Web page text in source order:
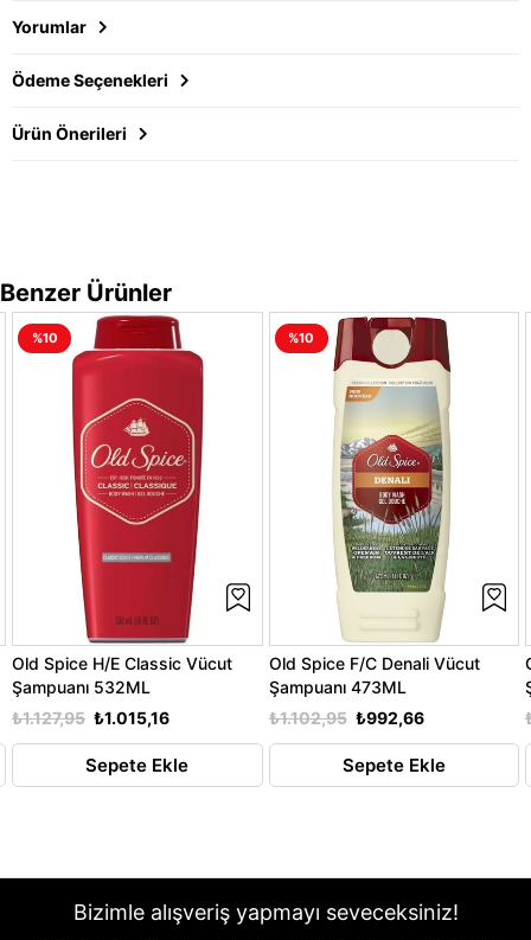
Yorumlar
Ödeme Seçenekleri
Ürün Önerileri
Benzer Ürünler
Old Spice H/E Classic Vücut
Şampuanı 532ML
₺1.015,16
₺1.127,95
Sepete Ekle
%10
Old Spice F/C Denali Vücut
Şampuanı 473ML
₺992,66
₺1.102,95
Sepete Ekle
%10
Bizimle alışveriş yapmayı seveceksiniz!